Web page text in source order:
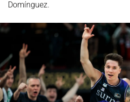
Domínguez.